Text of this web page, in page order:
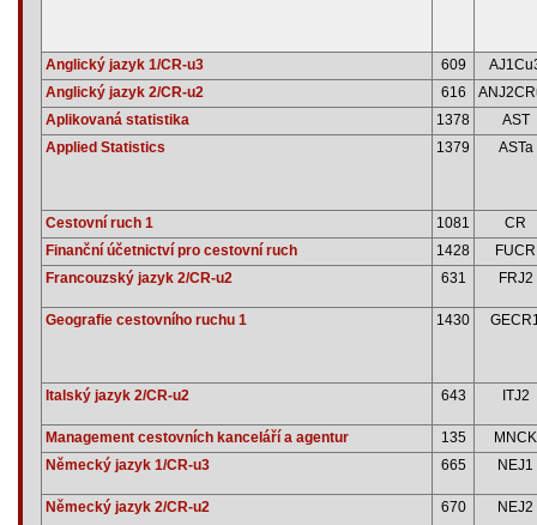
Anglický jazyk 1/CR-u3 609
Anglický jazyk 2/CR-u2
616
Aplikovaná statistika
1378
AST
Applied Statistics
1379 ASTa
Cestovní ruch 1 1081
CR
Finanční účetnictví pro cestovní ruch
1428
FUCR
Francouzský jazyk 2/CR-u2
631 FRJ2
Geografie cestovního ruchu 1 1430
Italský jazyk 2/CR-u2 643 ITJ2
Management cestovních kanceláří a agentur 135
MNCK
Německý jazyk 1/CR-u3
665 NEJ1
Německý jazyk 2/CR-u2 670 NEJ2